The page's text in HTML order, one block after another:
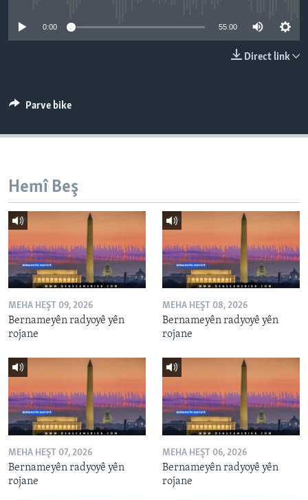
SERNIVÎS
Learning English
FOLLOW US
Zimanên Din
0:00 55:00
Direct link
Parve bike
Hemî Beş
MEHA HEŞT 09, 2026
Bernameyên radyoyê yên
rojane
MEHA HEŞT 08, 2026
Bernameyên radyoyê yên
rojane
MEHA HEŞT 07, 2026
Bernameyên radyoyê yên
rojane
MEHA HEŞT 06, 2026
Bernameyên radyoyê yên
rojane